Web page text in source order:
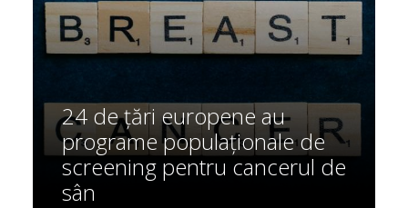
24 de țări europene au
programe populaționale de
screening pentru cancerul de
sân